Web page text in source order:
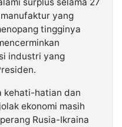
yang
tingginya
industri yang
kehati-hatian dan
ekonomi masih
Rusia-Ikraina